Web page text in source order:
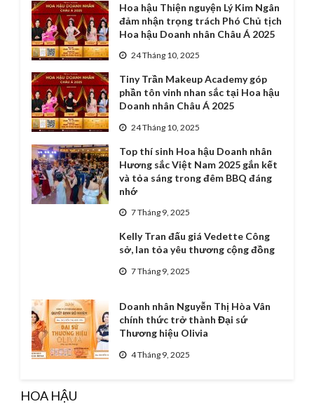
Hoa hậu Thiện nguyện Lý Kim Ngân
đảm nhận trọng trách Phó Chủ tịch
Hoa hậu Doanh nhân Châu Á 2025
24 Tháng 10, 2025
Tiny Trần Makeup Academy góp
phần tôn vinh nhan sắc tại Hoa hậu
Doanh nhân Châu Á 2025
24 Tháng 10, 2025
Top thí sinh Hoa hậu Doanh nhân
Hương sắc Việt Nam 2025 gắn kết
và tỏa sáng trong đêm BBQ đáng
nhớ
7 Tháng 9, 2025
Kelly Tran đấu giá Vedette Công
sở, lan tỏa yêu thương cộng đồng
7 Tháng 9, 2025
Doanh nhân Nguyễn Thị Hòa Vân
chính thức trở thành Đại sứ
Thương hiệu Olivia
4 Tháng 9, 2025
HOA HẬU